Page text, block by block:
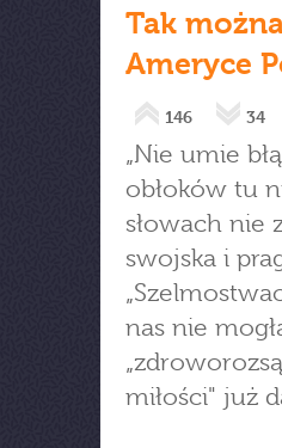
Tak
Ameryce
146 34
„Nie umie
obłoków tu
słowach nie
swojska i
nas nie
miłości" już